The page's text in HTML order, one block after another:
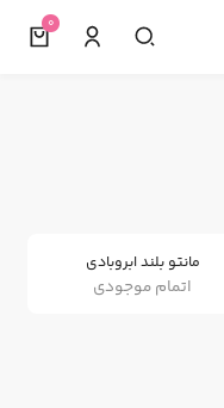
0
مانتو بلند ابروبادی
اتمام موجودی